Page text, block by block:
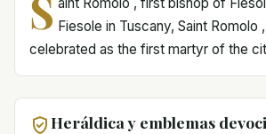
S Fiesole in Tuscany, Saint Romolo
celebrated as the first martyr of the
Heráldica y emblemas